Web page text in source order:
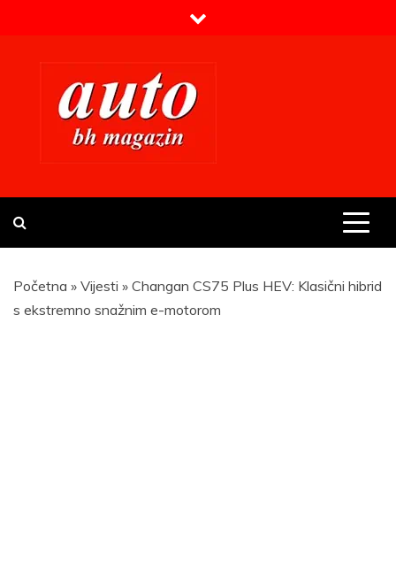
Prvi BH auto magazin
Početna » Vijesti » Changan CS75 Plus HEV: Klasični hibrid
s ekstremno snažnim e-motorom